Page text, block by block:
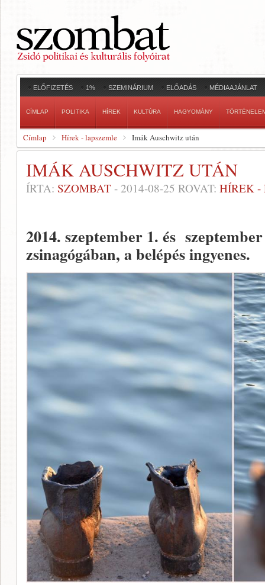
ELŐFIZETÉS 1% SZEMINÁRIUM ELŐADÁS MÉDIAAJÁNLAT
CÍMLAP POLITIKA HÍREK KULTÚRA HAGYOMÁNY
Címlap Hírek - lapszemle Imák Auschwitz után
IMÁK AUSCHWITZ UTÁN
ÍRTA: SZOMBAT - 2014-08-25 ROVAT: HÍREK -
2014. szeptember 1. és
zsinagógában, a belépés ingyenes.